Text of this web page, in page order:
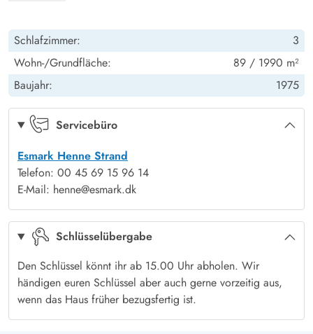
Schlafzimmer, als auch das Badezimmer, sind im Jahre 2024
renoviert worden und mit Fußbodenheizung ausgestattet.
Schöne Terrassen - und gemütliche Grillabende
Rund um das Sommerhaus gibt es mehrere schöne Terrassen,
ihr könnt unabhängig der Windrichtung immer eine ruhige
Aussicht genießen könnt. Terrassenmöbel, Liegestühle,
Sonnenschirm und Grill stehen bereit, damit Ihr ein gutes Buch
lesen, euren Morgenkaffee trinken und abends gutes Essen auf
dem Gasgrill grillen könnt.
Urlaub am Henne Strand - nur 500 Meter zum Strand
Ab Gederamsevej 6 sind es nur 500 Meter bis zur Nordsee
und dem langen kreideweißen Sandstrand, wo Ihr ein frisches
Bad nehmen oder auch lange Spaziergänge am Strand
machen könnt: die reine Therapie für die Seele.
Schlafzimmer:
3
Wohn-/Grundfläche:
89 / 1990 m²
Baujahr:
1975
Servicebüro
Esmark Henne Strand
Telefon: 00 45 69 15 96 14
E-Mail: henne@esmark.dk
Schlüsselübergabe
Den Schlüssel könnt ihr ab 15.00 Uhr abholen. Wir
händigen euren Schlüssel aber auch gerne vorzeitig aus,
wenn das Haus früher bezugsfertig ist.